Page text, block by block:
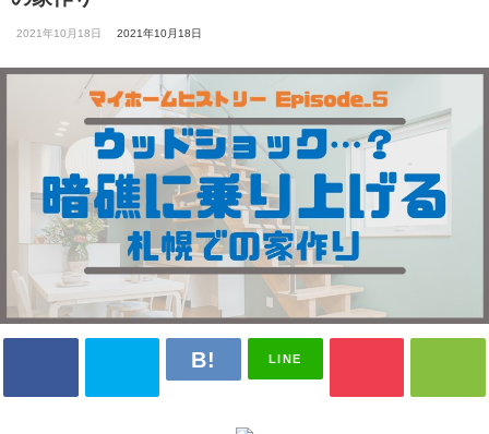
2021年10月18日 2021年10月18日
LINE